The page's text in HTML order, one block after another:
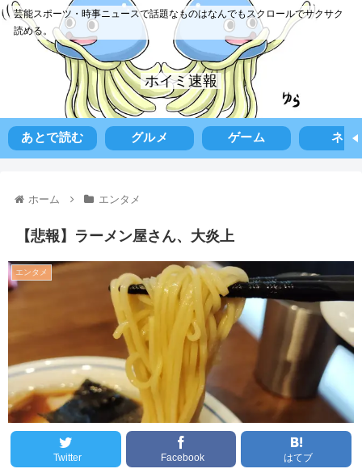
芸能スポーツ・時事ニュースで話題なものはなんでもスクロールでサクサク
読める。
ホイミ速報
あとで読む グルメ ゲーム ネタ
ホーム エンタメ
【悲報】ラーメン屋さん、大炎上
エンタメ
Twitter Facebook はてブ